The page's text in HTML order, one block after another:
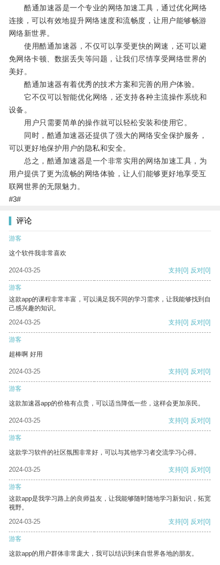
酷通加速器是一个专业的网络加速工具，通过优化网络
连接，可以有效地提升网络速度和流畅度，让用户能够畅游
网络新世界。
使用酷通加速器，不仅可以享受更快的网速，还可以避
免网络卡顿、数据丢失等问题，让我们尽情享受网络世界的
美好。
酷通加速器有着优秀的技术方案和完善的用户体验。
它不仅可以智能优化网络，还支持各种主流操作系统和
设备。
用户只需要简单的操作就可以轻松安装和使用它。
同时，酷通加速器还提供了强大的网络安全保护服务，
可以更好地保护用户的隐私和安全。
总之，酷通加速器是一个非常实用的网络加速工具，为
用户提供了更为流畅的网络体验，让人们能够更好地享受互
联网世界的无限魅力。
#3#
评论
游客
这个软件我非常喜欢
2024-03-25 支持[0] 反对[0]
游客
这款app的课程非常丰富，可以满足我不同的学习需求，让我能够找到自
己感兴趣的知识。
2024-03-25
支持[0] 反对[0]
游客
超棒啊 好用
2024-03-25 支持[0] 反对[0]
游客
这款加速器app的价格有点贵，可以适当降低一些，这样会更加亲民。
2024-03-25 支持[0] 反对[0]
游客
这款学习软件的社区氛围非常好，可以与其他学习者交流学习心得。
2024-03-25 支持[0] 反对[0]
游客
这款app是我学习路上的良师益友，让我能够随时随地学习新知识，拓宽
视野。
2024-03-25
支持[0] 反对[0]
游客
这款app的用户群体非常庞大，我可以结识到来自世界各地的朋友。